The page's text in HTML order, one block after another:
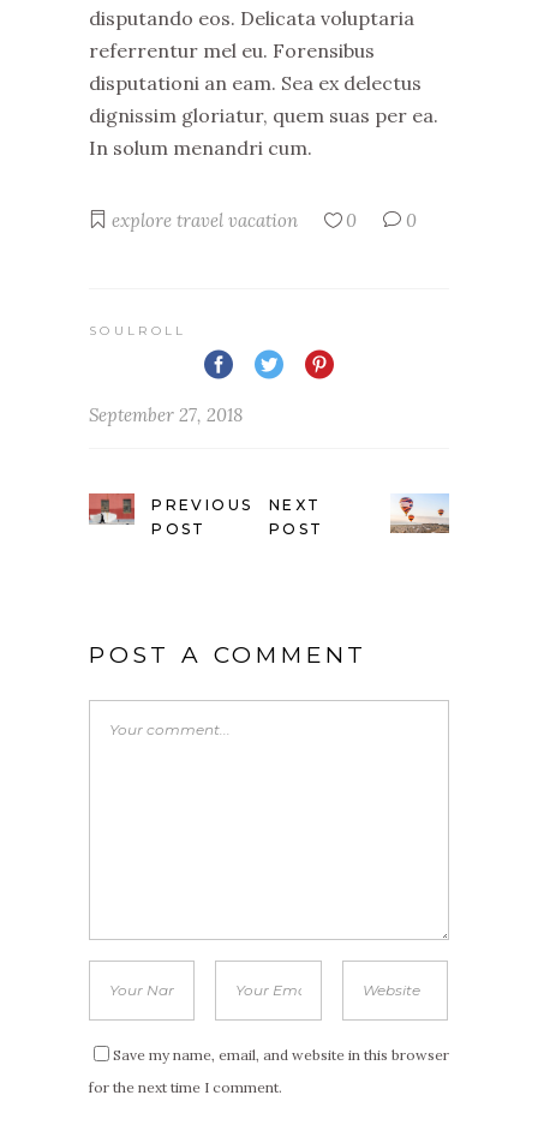
disputando eos. Delicata voluptaria
referrentur mel eu. Forensibus
disputationi an eam. Sea ex delectus
dignissim gloriatur, quem suas per ea.
In solum menandri cum.
explore travel vacation 0 0
SOULROLL
September 27, 2018
PREVIOUS
POST
NEXT
POST
POST A COMMENT
Save my name, email, and website in this browser
for the next time I comment.